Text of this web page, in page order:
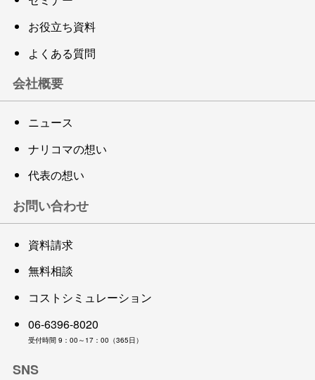
お役立ち資料
よくある質問
会社概要
ニュース
ナリコマの想い
代表の想い
お問い合わせ
資料請求
無料相談
コストシミュレーション
06-6396-8020
受付時間 9：00～17：00（365日）
SNS